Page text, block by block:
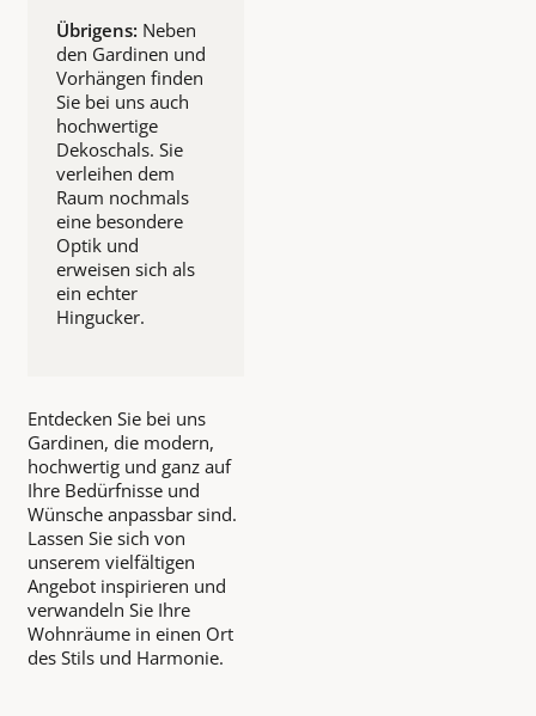
Übrigens: Neben
den Gardinen und
Vorhängen finden
Sie bei uns auch
hochwertige
Dekoschals. Sie
verleihen dem
Raum nochmals
eine besondere
Optik und
erweisen sich als
ein echter
Hingucker.
Entdecken Sie bei uns
Gardinen, die modern,
hochwertig und ganz auf
Ihre Bedürfnisse und
Wünsche anpassbar sind.
Lassen Sie sich von
unserem vielfältigen
Angebot inspirieren und
verwandeln Sie Ihre
Wohnräume in einen Ort
des Stils und Harmonie.